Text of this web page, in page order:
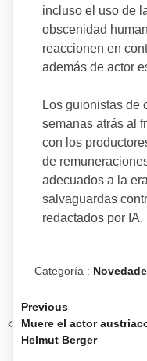
incluso el uso de
obscenidad
reaccionen en
además de actor
Los guionistas de
semanas atrás al
con los
de
adecuados a la
salvaguardas
redactados por IA.
Categoría :
Previous
Muere el actor
Helmut Berger